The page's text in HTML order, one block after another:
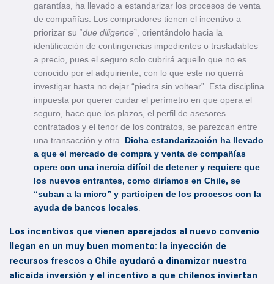
garantías, ha llevado a estandarizar los procesos de venta
de compañías. Los compradores tienen el incentivo a
priorizar su “due diligence”, orientándolo hacia la
identificación de contingencias impedientes o trasladables
a precio, pues el seguro solo cubrirá aquello que no es
conocido por el adquiriente, con lo que este no querrá
investigar hasta no dejar “piedra sin voltear”. Esta disciplina
impuesta por querer cuidar el perímetro en que opera el
seguro, hace que los plazos, el perfil de asesores
contratados y el tenor de los contratos, se parezcan entre
una transacción y otra. Dicha estandarización ha llevado
a que el mercado de compra y venta de compañías
opere con una inercia difícil de detener y requiere que
los nuevos entrantes, como diríamos en Chile, se
“suban a la micro” y participen de los procesos con la
ayuda de bancos locales
Los incentivos que vienen aparejados al nuevo convenio
llegan en un muy buen momento: la inyección de
recursos frescos a Chile ayudará a dinamizar nuestra
alicaída inversión y el incentivo a que chilenos inviertan